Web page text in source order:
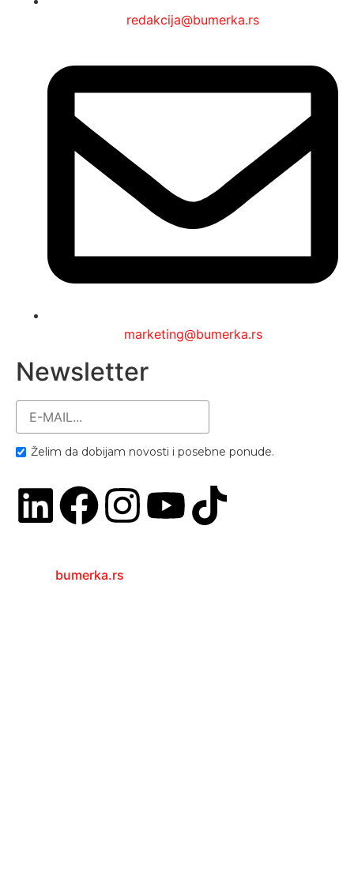
redakcija@bumerka.rs
marketing@bumerka.rs
Newsletter
Želim da dobijam novosti i posebne ponude.
bumerka.rs